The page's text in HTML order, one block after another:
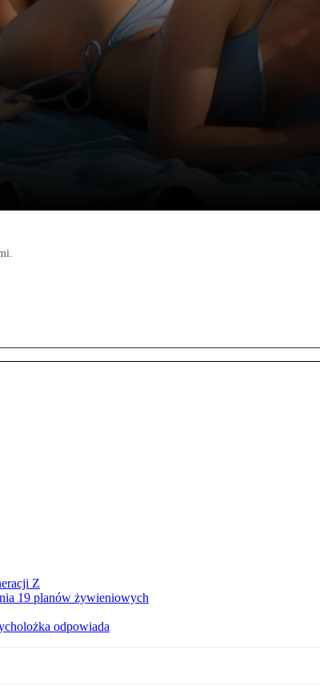
Z
19 planów żywieniowych
odpowiada